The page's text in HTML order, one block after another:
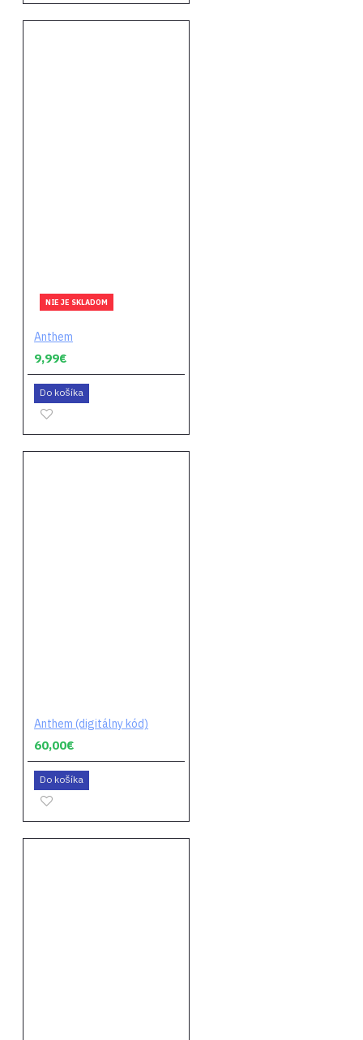
NIE JE SKLADOM
Anthem
9,99€
Do košíka
Anthem (digitálny kód)
60,00€
Do košíka